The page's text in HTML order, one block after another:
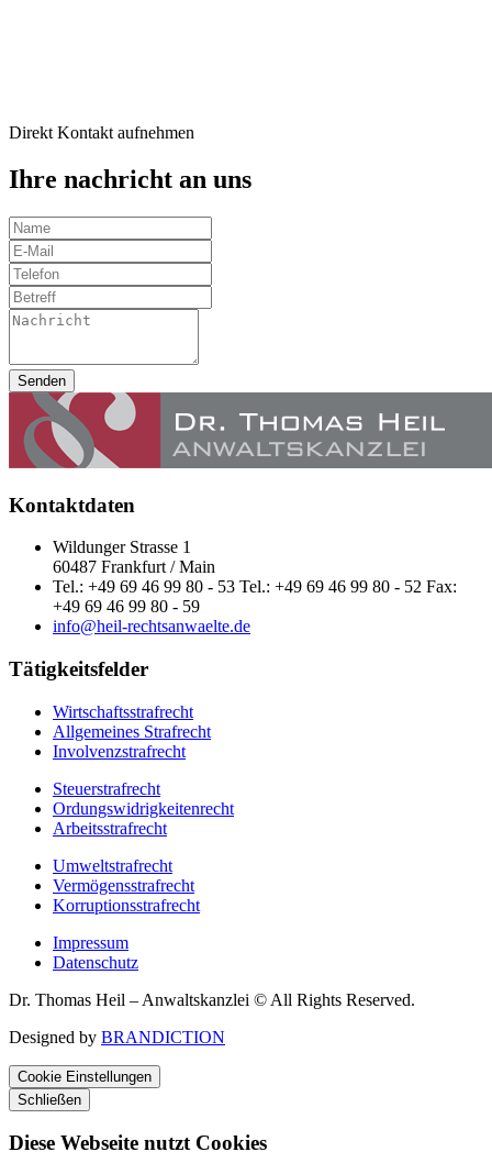
Direkt Kontakt aufnehmen
Ihre nachricht an uns
Senden
Kontaktdaten
Wildunger Strasse 1
60487 Frankfurt / Main
Tel.: +49 69 46 99 80 - 53 Tel.: +49 69 46 99 80 - 52 Fax:
+49 69 46 99 80 - 59
info@heil-rechtsanwaelte.de
Tätigkeitsfelder
Wirtschaftsstrafrecht
Allgemeines Strafrecht
Involvenzstrafrecht
Steuerstrafrecht
Ordungswidrigkeitenrecht
Arbeitsstrafrecht
Umweltstrafrecht
Vermögensstrafrecht
Korruptionsstrafrecht
Impressum
Datenschutz
Dr. Thomas Heil – Anwaltskanzlei © All Rights Reserved.
Designed by BRANDICTION
Cookie Einstellungen
Schließen
Diese Webseite nutzt Cookies